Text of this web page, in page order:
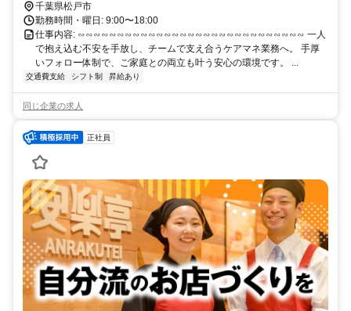
千葉県松戸市
勤務時間・曜日: 9:00〜18:00
仕事内容: ∽∽∽∽∽∽∽∽∽∽∽∽∽∽∽∽∽∽∽∽∽∽∽∽∽∽∽∽∽ 一人
で抱え込む不安を手放し、チームで支え合うケアマネ業務へ。 手厚
いフォロー体制で、ご家庭との両立も叶う安心の環境です。 ...
交通費支給 シフト制 昇給あり
同じ企業の求人
正社員